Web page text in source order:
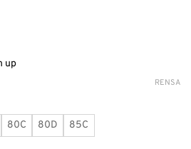
up
80C 80D 85C
RENSA